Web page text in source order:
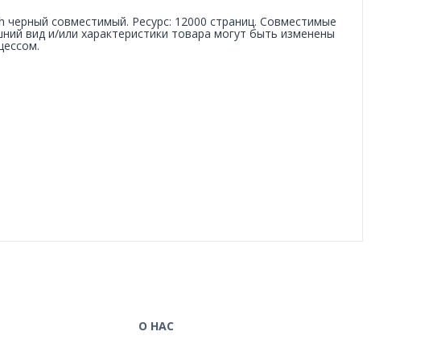
черный совместимый. Ресурс: 12000 страниц. Совместимые
вид и/или характеристики товара могут быть изменены
О НАС